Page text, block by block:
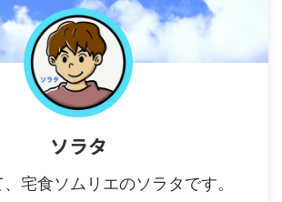
ソラタ
宅食ソムリエのソラタです。